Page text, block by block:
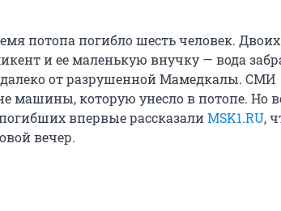
потопа погибло шесть человек.
и ее маленькую внучку — вода
от разрушенной Мамедкалы. СМИ
машины, которую унесло в потопе. Но
впервые рассказалиMSK1.RU,
вечер.